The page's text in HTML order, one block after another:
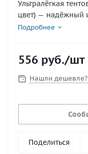
Ультралёгкая
цвет) — надёжный
материал для
и долговечность в
Подробнее
556 руб./шт
Нашли дешевле?
Поделиться